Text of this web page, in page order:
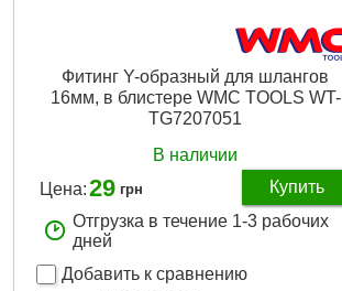
Фитинг Y-образный для шлангов
16мм, в блистере WMC TOOLS WT-
TG7207051
В наличии
Цена:29 грн
Купить
Отгрузка в течение 1-3 рабочих
дней
Добавить к сравнению